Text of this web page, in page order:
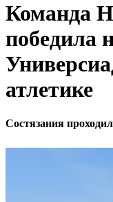
Команда
победила
атлетике
Состязания